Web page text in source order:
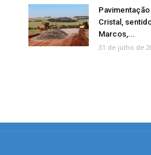
Cristal,
Marcos,...
31 de julho de